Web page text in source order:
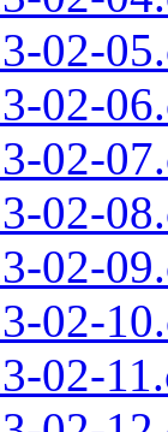
02-
02-
02-
02-
02-
02-
02-